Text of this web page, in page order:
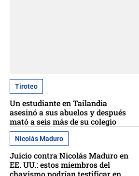
Tiroteo
Un estudiante en Tailandia
asesinó a sus abuelos y después
mató a seis más de su colegio
Nicolás Maduro
Juicio contra Nicolás Maduro en
EE. UU.: estos miembros del
chavismo podrían testificar en